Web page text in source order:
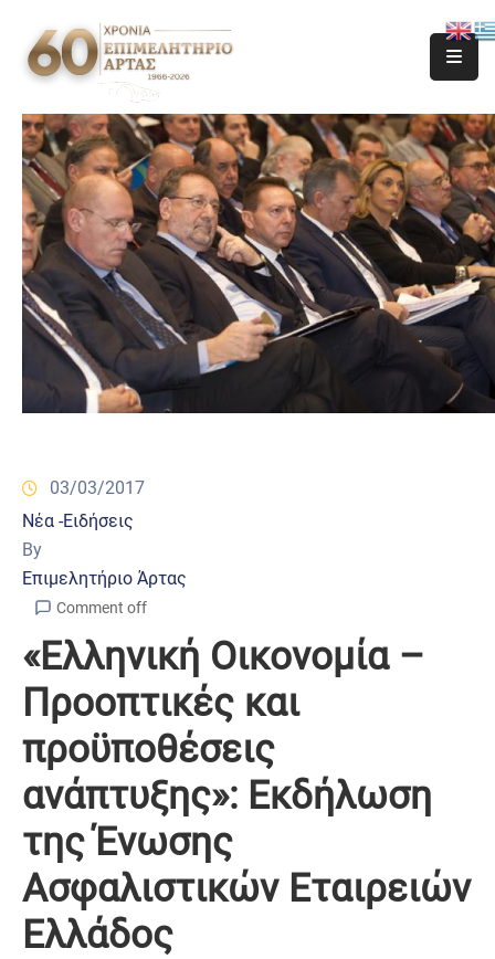
03/03/2017
Νέα -Ειδήσεις
By
Επιμελητήριο Άρτας
Comment off
«Ελληνική Οικονομία –
Προοπτικές και
προϋποθέσεις
ανάπτυξης»: Εκδήλωση
της Ένωσης
Ασφαλιστικών Εταιρειών
Ελλάδος